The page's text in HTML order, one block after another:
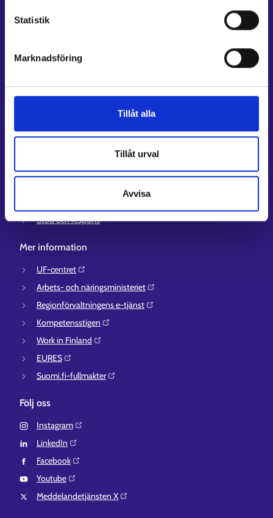
Statistik
Marknadsföring
Tillåt alla
Tillåt urval
Avvisa
Lediga arbetsplatser
Kontaktuppgifter till sysselsättningsområden
Stöd och respons
Mer information
UF-centret⁠
Arbets- och näringsministeriet⁠
Regionförvaltningens e-tjänst⁠
Kompetensstigen⁠
Work in Finland⁠
EURES⁠
Suomi.fi-fullmakter⁠
Följ oss
Instagram⁠
LinkedIn⁠
Facebook⁠
Youtube⁠
Meddelandetjänsten X⁠